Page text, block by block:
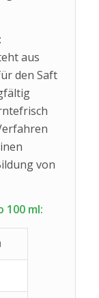
aus
den Saft
von
ml: